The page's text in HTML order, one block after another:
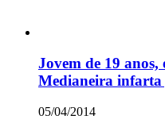
Jovem de 19
Medianeira
05/04/2014